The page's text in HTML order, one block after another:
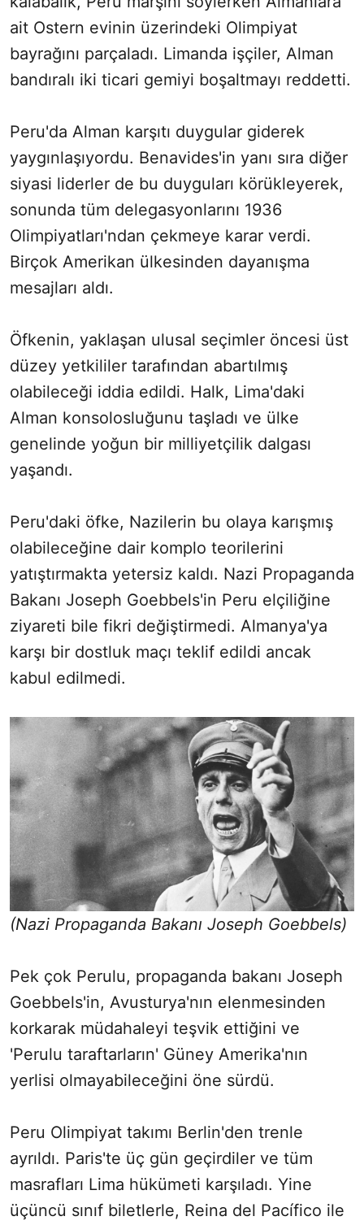
ait Ostern evinin üzerindeki Olimpiyat
bayrağını parçaladı. Limanda işçiler, Alman
bandıralı iki ticari gemiyi boşaltmayı reddetti.
Peru'da Alman karşıtı duygular giderek
yaygınlaşıyordu. Benavides'in yanı sıra diğer
siyasi liderler de bu duyguları körükleyerek,
sonunda tüm delegasyonlarını 1936
Olimpiyatları'ndan çekmeye karar verdi.
Birçok Amerikan ülkesinden dayanışma
mesajları aldı.
Öfkenin, yaklaşan ulusal seçimler öncesi üst
düzey yetkililer tarafından abartılmış
olabileceği iddia edildi. Halk, Lima'daki
Alman konsolosluğunu taşladı ve ülke
genelinde yoğun bir milliyetçilik dalgası
yaşandı.
Peru'daki öfke, Nazilerin bu olaya karışmış
olabileceğine dair komplo teorilerini
yatıştırmakta yetersiz kaldı. Nazi Propaganda
Bakanı Joseph Goebbels'in Peru elçiliğine
ziyareti bile fikri değiştirmedi. Almanya'ya
karşı bir dostluk maçı teklif edildi ancak
kabul edilmedi.
(Nazi Propaganda Bakanı Joseph Goebbels)
Pek çok Perulu, propaganda bakanı Joseph
Goebbels'in, Avusturya'nın elenmesinden
korkarak müdahaleyi teşvik ettiğini ve
'Perulu taraftarların' Güney Amerika'nın
yerlisi olmayabileceğini öne sürdü.
Peru Olimpiyat takımı Berlin'den trenle
ayrıldı. Paris'te üç gün geçirdiler ve tüm
masrafları Lima hükümeti karşıladı. Yine
üçüncü sınıf biletlerle, Reina del Pacífico ile